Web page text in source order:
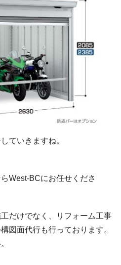
ていきますね。
West-BCにお任せくださ
だけでなく、リフォーム工事
図面代行も行っております。